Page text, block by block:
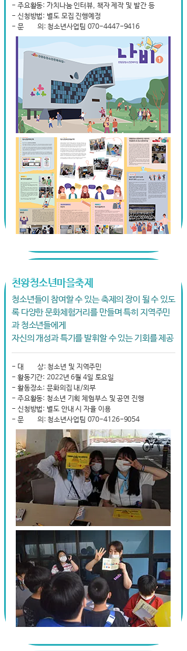
- 주요활동: 가치나눔 인터뷰, 책자 제작 및 발간 등
- 신청방법: 별도 모집 진행예정
- 문 의: 청소년사업팀 070-4447-9416
천왕청소년마을축제
청소년들이 참여할 수 있는 축제의 장이 될 수 있도
록 다양한 문화체험거리를 만들며 특히 지역주민
과 청소년들에게
자신의 개성과 특기를 발휘할 수 있는 기회를 제공
- 대 상: 청소년 및 지역주민
- 활동기간: 2022년 6월 4일 토요일
- 활동장소: 문화의집 내/외부
- 주요활동: 청소년 기획 체험부스 및 공연 진행
- 신청방법: 별도 안내 시 자율 이용
- 문 의: 청소년사업팀 070-4126-9054